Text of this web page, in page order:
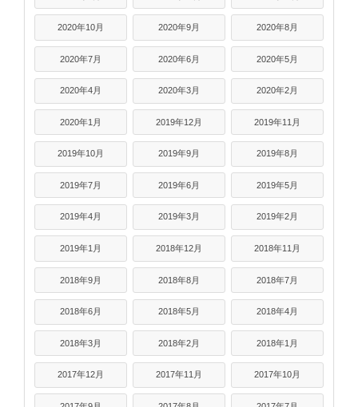
2020年10月 2020年9月 2020年8月
2020年7月 2020年6月 2020年5月
2020年4月 2020年3月 2020年2月
2020年1月 2019年12月 2019年11月
2019年10月 2019年9月 2019年8月
2019年7月 2019年6月 2019年5月
2019年4月 2019年3月 2019年2月
2019年1月 2018年12月 2018年11月
2018年9月 2018年8月 2018年7月
2018年6月 2018年5月 2018年4月
2018年3月 2018年2月 2018年1月
2017年12月 2017年11月 2017年10月